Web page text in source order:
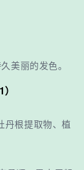
美丽的发色。
丹根提取物、植